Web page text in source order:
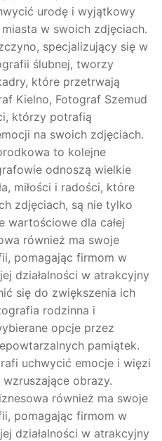
urodę i wyjątkowy
w swoich zdjęciach.
specjalizujący się w
ślubnej, tworzy
które przetrwają
Kielno, Fotograf Szemud
którzy potrafią
na swoich zdjęciach.
to kolejne
odnoszą wielkie
miłości i radości, które
zdjęciach, są nie tylko
wartościowe dla całej
również ma swoje
pomagając firmom w
działalności w atrakcyjny
się do zwiększenia ich
rodzinna i
opcje przez
pamiątek.
uchwycić emocje i więzi
obrazy.
również ma swoje
pomagając firmom w
działalności w atrakcyjny